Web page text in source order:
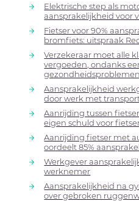
Elektrische step als
aansprakelijkheid voor
Fietser voor 90%
bromfiets: uitspraak
Verzekeraar moet alle
vergoeden, ondanks
gezondheidsproblemen
Aansprakelijkheid
door werk met
Aanrijding tussen
eigen schuld voor
Aanrijding fietser met
oordeelt 85%
Werkgever
werknemer
Aansprakelijkheid na
over gebroken